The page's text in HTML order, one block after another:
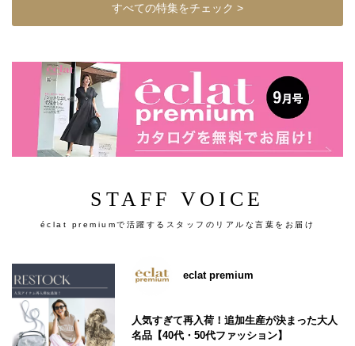
すべての特集をチェック >
STAFF VOICE
éclat premiumで活躍するスタッフのリアルな言葉をお届け
eclat premium
人気すぎて再入荷！追加生産が決まった大人
名品【40代・50代ファッション】